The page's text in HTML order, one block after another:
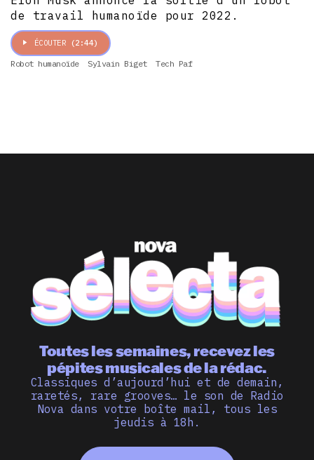
de travail humanoïde pour 2022.
ÉCOUTER (2:44)
Robot humanoïde Sylvain Biget Tech Paf
Toutes les semaines, recevez les
pépites musicales de la rédac.
Classiques d’aujourd’hui et de demain,
raretés, rare grooves… le son de Radio
Nova dans votre boîte mail, tous les
jeudis à 18h.